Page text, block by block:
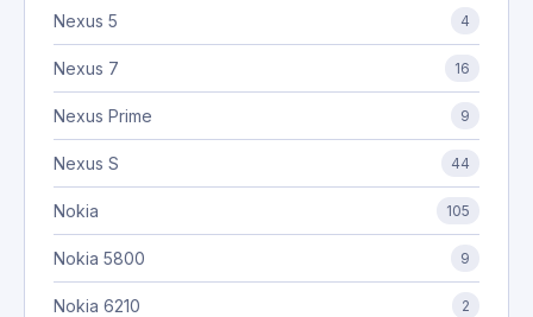
Nexus 5 4
Nexus 7 16
Nexus Prime 9
Nexus S 44
Nokia 105
Nokia 5800 9
Nokia 6210 2